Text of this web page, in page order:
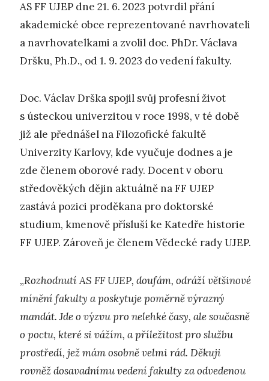
AS FF UJEP dne 21. 6. 2023 potvrdil přání
akademické obce reprezentované navrhovateli
a navrhovatelkami a zvolil doc. PhDr. Václava
Dršku, Ph.D., od 1. 9. 2023 do vedení fakulty.
Doc. Václav Drška spojil svůj profesní život
s ústeckou univerzitou v roce 1998, v té době
již ale přednášel na Filozofické fakultě
Univerzity Karlovy, kde vyučuje dodnes a je
zde členem oborové rady. Docent v oboru
středověkých dějin aktuálně na FF UJEP
zastává pozici proděkana pro doktorské
studium, kmenově přísluší ke Katedře historie
FF UJEP. Zároveň je členem Vědecké rady UJEP.
„Rozhodnutí AS FF UJEP, doufám, odráží většinové
mínění fakulty a poskytuje poměrně výrazný
mandát. Jde o výzvu pro nelehké časy, ale současně
o poctu, které si vážím, a příležitost pro službu
prostředí, jež mám osobně velmi rád. Děkuji
rovněž dosavadnímu vedení fakulty za odvedenou